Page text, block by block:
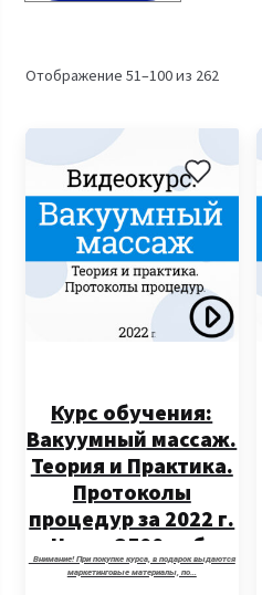
Отображение 51–100 из 262
Курс обучения:
Вакуумный массаж.
Теория и Практика.
Протоколы
процедур за 2022 г.
Цена: 3500 руб.
Внимание! При покупке курса, в подарок выдаются
маркетинговые материалы, по…